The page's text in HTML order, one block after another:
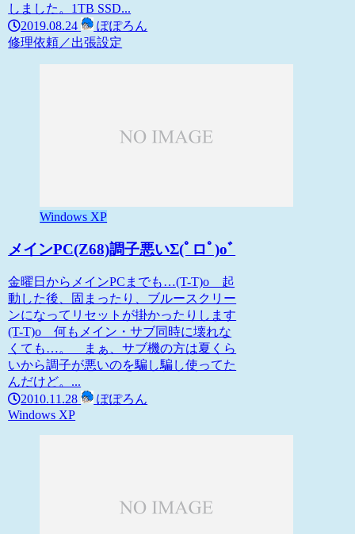
しました。1TB SSD...
2019.08.24
ぽぽろん
修理依頼／出張設定
Windows XP
メインPC(Z68)調子悪いΣ(ﾟロﾟ)oﾞ
金曜日からメインPCまでも…(T-T)o 起
動した後、固まったり、ブルースクリー
ンになってリセットが掛かったりします
(T-T)o 何もメイン・サブ同時に壊れな
くても…。 まぁ、サブ機の方は夏くら
いから調子が悪いのを騙し騙し使ってた
んだけど。...
2010.11.28
ぽぽろん
Windows XP